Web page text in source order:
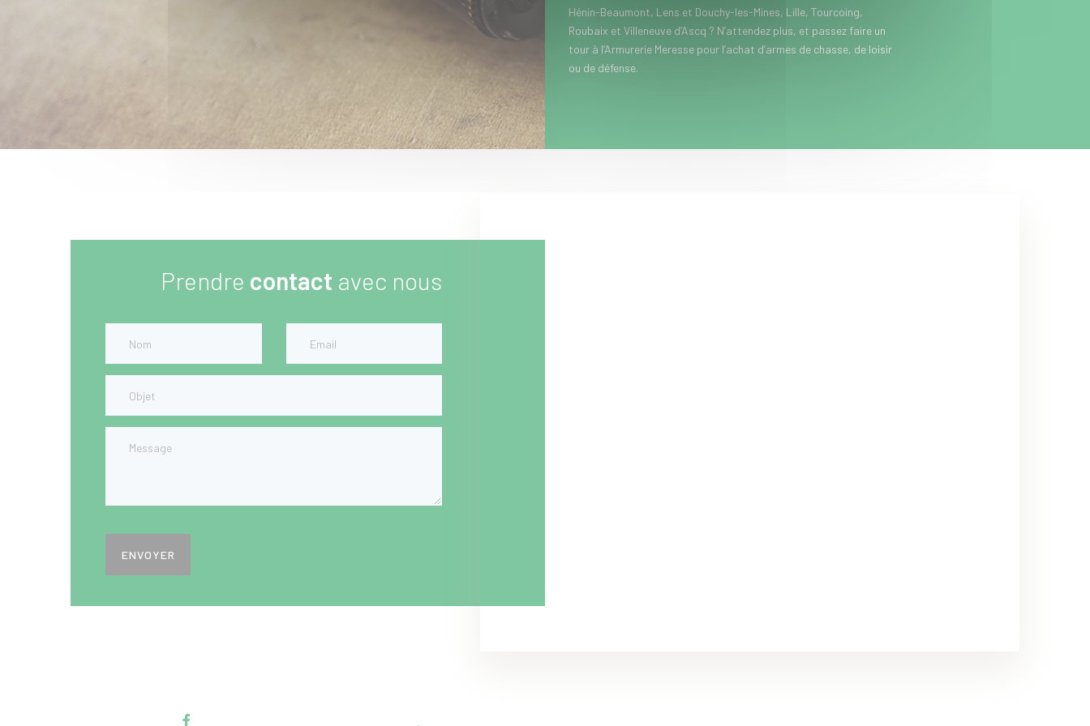
Hénin-Beaumont, Lens et Douchy-les-Mines, Lille, Tourcoing,
Roubaix et Villeneuve d’Ascq ? N’attendez plus, et passez faire un
tour à l’Armurerie Meresse pour l’achat d’armes de chasse, de loisir
ou de défense.
Prendre contact avec nous
ENVOYER